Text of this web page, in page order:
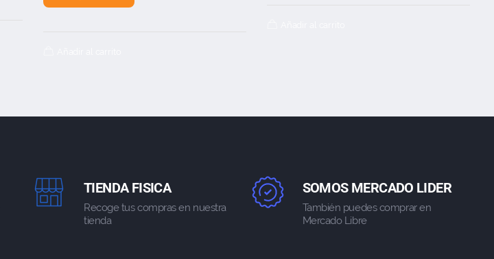
TIENDA FISICA
Recoge tus compras en nuestra
tienda
SOMOS MERCADO LIDER
También puedes comprar en
Mercado Libre